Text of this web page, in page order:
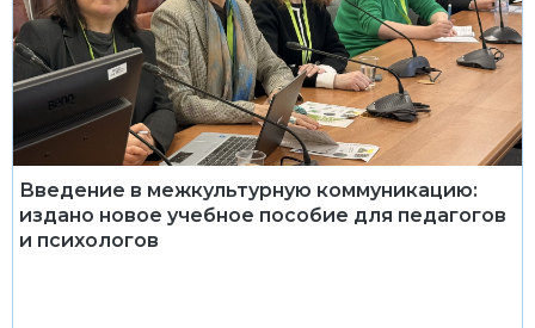
Введение в межкультурную коммуникацию:
издано новое учебное пособие для педагогов
и психологов